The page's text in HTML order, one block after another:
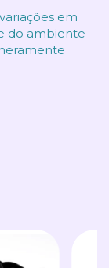
em
do ambiente